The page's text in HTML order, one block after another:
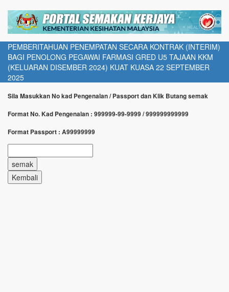
PEMBERITAHUAN PENEMPATAN SECARA KONTRAK (INTERIM)
BAGI PENOLONG PEGAWAI FARMASI GRED U5 TAJAAN KKM
(KELUARAN DISEMBER 2024) KUAT KUASA 22 SEPTEMBER
2025
Sila Masukkan No kad Pengenalan / Passport dan Klik Butang semak
Format No. Kad Pengenalan : 999999-99-9999 / 999999999999
Format Passport : A99999999